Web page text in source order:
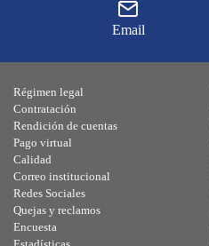
Email
Régimen legal
Contratación
Rendición de cuentas
Pago virtual
Calidad
Correo institucional
Redes Sociales
Quejas y reclamos
Encuesta